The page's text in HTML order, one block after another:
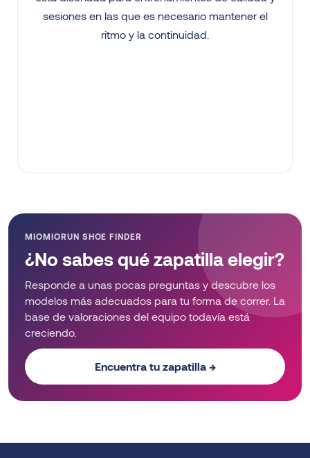
sesiones en las que es necesario mantener el
ritmo y la continuidad.
MIOMIORUN SHOE FINDER
¿No sabes qué zapatilla elegir?
Responde a unas pocas preguntas y descubre los
modelos más adecuados para tu forma de correr. La
base de valoraciones del equipo todavía está
creciendo.
Encuentra tu zapatilla →